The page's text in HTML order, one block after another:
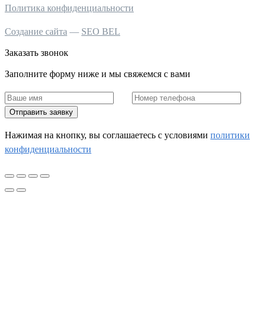
Политика конфиденциальности
Создание сайта — SEO BEL
Заказать звонок
Заполните форму ниже и мы свяжемся с вами
Отправить заявку
Нажимая на кнопку, вы соглашаетесь c условиями политики
конфиденциальности